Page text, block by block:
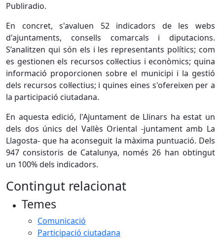
Publiradio.
En concret, s'avaluen 52 indicadors de les webs
d'ajuntaments, consells comarcals i diputacions.
S’analitzen qui són els i les representants polítics; com
es gestionen els recursos col·lectius i econòmics; quina
informació proporcionen sobre el municipi i la gestió
dels recursos col·lectius; i quines eines s'ofereixen per a
la participació ciutadana.
En aquesta edició, l'Ajuntament de Llinars ha estat un
dels dos únics del Vallès Oriental -juntament amb La
Llagosta- que ha aconseguit la màxima puntuació. Dels
947 consistoris de Catalunya, només 26 han obtingut
un 100% dels indicadors.
Contingut relacionat
Temes
Comunicació
Participació ciutadana